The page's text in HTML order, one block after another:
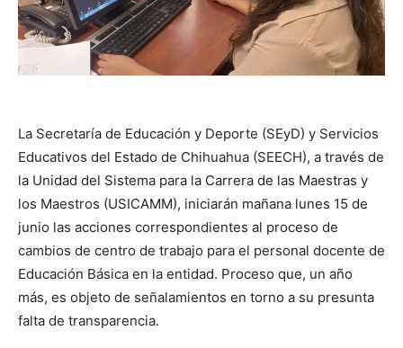
La Secretaría de Educación y Deporte (SEyD) y Servicios
Educativos del Estado de Chihuahua (SEECH), a través de
la Unidad del Sistema para la Carrera de las Maestras y
los Maestros (USICAMM), iniciarán mañana lunes 15 de
junio las acciones correspondientes al proceso de
cambios de centro de trabajo para el personal docente de
Educación Básica en la entidad. Proceso que, un año
más, es objeto de señalamientos en torno a su presunta
falta de transparencia.